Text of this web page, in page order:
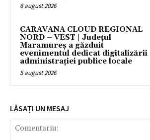
6 august 2026
CARAVANA CLOUD REGIONAL
NORD – VEST | Județul
Maramureș a găzduit
evenimentul dedicat digitalizării
administrației publice locale
5 august 2026
LĂSAȚI UN MESAJ